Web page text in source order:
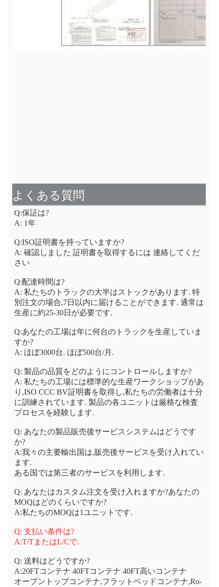
よくある質問
Q:保証は?
A: 1年
Q:ISO証明書を持っていますか?
A: 確認しました 証明書を取得するには 連絡してくだ
さい
Q:配達時間は?
A: 私たちのトラックの大半はストックがあります. 特
別注文の場合,7日以内に届けることができます. 通常は
生産に約25-30日が必要です.
Q:あなたの工場は年に何台のトラックを生産していま
すか?
A: ほぼ3000台. ほぼ500台/月.
Q: 製品の品質をどのようにコントロールしますか?
A: 私たちの工場には標準的な生産ワークショップがあ
り,ISO CCC BV証明書を取得し,私たちの労働者は十分
に訓練されています. 製品の各ユニットは厳格な検査
プロセスを経験します.
Q: あなたの製品販売後サービスシステムはどうです
か?
A:我々の主要輸出国は,販売後サービスを受け入れてい
ます.
ある国では第三者のサービスを利用します.
Q: あなたはカスタム注文を受け入れますか?あなたの
MOQはどのくらいですか?
A:私たちのMOQは1ユニットです.
Q: 支払い条件は?
A:T/TまたはL/Cで.
Q: 送料はどうですか?
A:20FTコンテナ 40FTコンテナ 40FT高いコンテナ
オープントップコンテナ,フラットベッドコンテナ,Ro-